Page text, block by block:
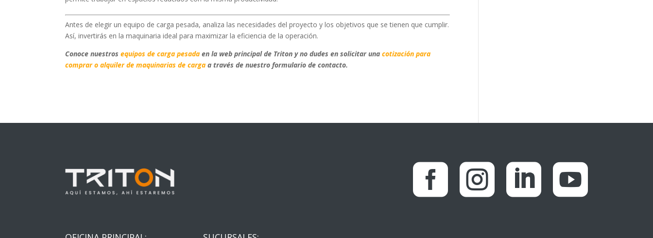
Antes de elegir un equipo de carga pesada, analiza las necesidades del proyecto y los objetivos que se tienen que cumplir.
Así, invertirás en la maquinaria ideal para maximizar la eficiencia de la operación.
Conoce nuestrosequipos de carga pesada en la web principal de Triton y no dudes en solicitar unacotización para
comprar o alquiler de maquinarias de carga a través de nuestro formulario de contacto.
   